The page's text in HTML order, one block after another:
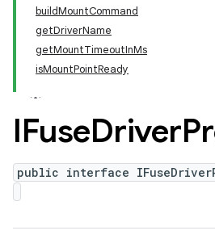
buildMountCommand
getDriverName
getMountTimeoutInMs
isMountPointReady
IFuseDriver
public interface